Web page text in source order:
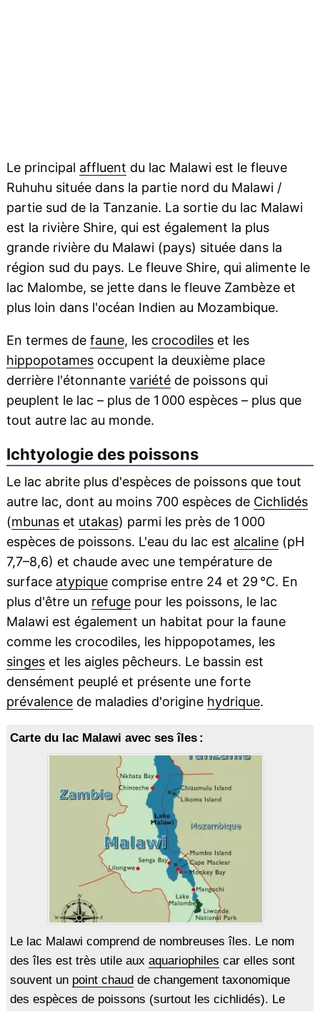
Le principal affluent du lac Malawi est le fleuve
Ruhuhu située dans la partie nord du Malawi /
partie sud de la Tanzanie. La sortie du lac Malawi
est la rivière Shire, qui est également la plus
grande rivière du Malawi (pays) située dans la
région sud du pays. Le fleuve Shire, qui alimente le
lac Malombe, se jette dans le fleuve Zambèze et
plus loin dans l'océan Indien au Mozambique.
En termes de faune, les crocodileset les
hippopotamesoccupent la deuxième place
derrière l'étonnante variétéde poissons qui
peuplent le lac – plus de 1 000 espèces – plus que
tout autre lac au monde.
Ichtyologie des poissons
Le lac abrite plus d'espèces de poissons que tout
autre lac, dont au moins 700 espèces de Cichlidés
(mbunaset utakas) parmi les près de 1 000
espèces de poissons. L'eau du lac est alcaline(pH
7,7–8,6) et chaude avec une température de
surface atypiquecomprise entre 24 et 29 °C. En
plus d'être un refugepour les poissons, le lac
Malawi est également un habitat pour la faune
comme les crocodiles, les hippopotames, les
singeset les aigles pêcheurs. Le bassin est
densément peuplé et présente une forte
prévalencede maladies d'origine hydrique.
Carte du lac Malawi avec ses îles :
Le lac Malawi comprend de nombreuses îles. Le nom
des îles est très utile aux aquariophiles car elles sont
souvent un point chaud de changement taxonomique
des espèces de poissons (surtout les cichlidés). Le